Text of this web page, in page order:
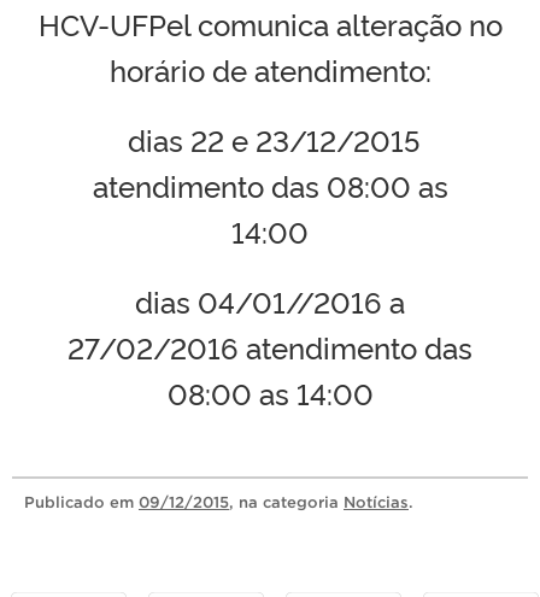
HCV-UFPel comunica alteração no
horário de atendimento:
dias 22 e 23/12/2015
atendimento das 08:00 as
14:00
dias 04/01//2016 a
27/02/2016 atendimento das
08:00 as 14:00
Publicado em 09/12/2015, na categoria Notícias.